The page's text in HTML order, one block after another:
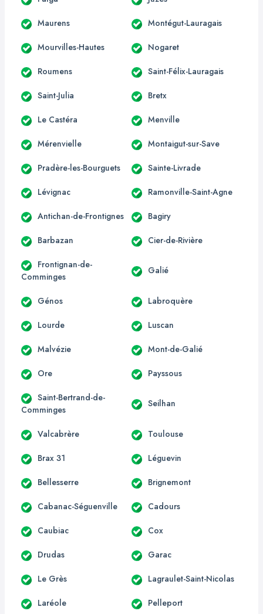
Maurens Montégut-Lauragais
Mourvilles-Hautes Nogaret
Roumens Saint-Félix-Lauragais
Saint-Julia Bretx
Le Castéra Menville
Mérenvielle Montaigut-sur-Save
Pradère-les-Bourguets Sainte-Livrade
Lévignac Ramonville-Saint-Agne
Antichan-de-Frontignes Bagiry
Barbazan Cier-de-Rivière
Frontignan-de-
Comminges
Galié
Génos Labroquère
Lourde Luscan
Malvézie Mont-de-Galié
Ore Payssous
Saint-Bertrand-de-
Comminges
Seilhan
Valcabrère Toulouse
Brax 31 Léguevin
Bellesserre Brignemont
Cabanac-Séguenville Cadours
Caubiac Cox
Drudas Garac
Le Grès Lagraulet-Saint-Nicolas
Laréole Pelleport